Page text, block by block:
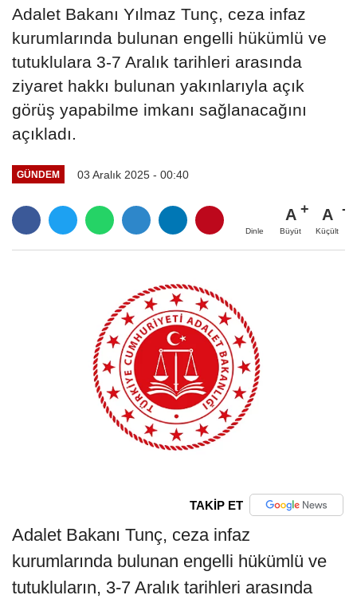
Adalet Bakanı Yılmaz Tunç, ceza infaz
kurumlarında bulunan engelli hükümlü ve
tutuklulara 3-7 Aralık tarihleri arasında
ziyaret hakkı bulunan yakınlarıyla açık
görüş yapabilme imkanı sağlanacağını
açıkladı.
GÜNDEM 03 Aralık 2025 - 00:40
Dinle
A
Büyüt
A
Küçült
TAKİP ET
Adalet Bakanı Tunç, ceza infaz
kurumlarında bulunan engelli hükümlü ve
tutukluların, 3-7 Aralık tarihleri arasında